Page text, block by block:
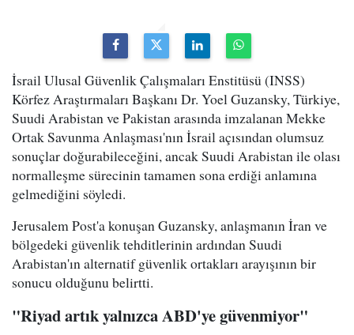
İsrail Ulusal Güvenlik Çalışmaları Enstitüsü (INSS)
Körfez Araştırmaları Başkanı Dr. Yoel Guzansky, Türkiye,
Suudi Arabistan ve Pakistan arasında imzalanan Mekke
Ortak Savunma Anlaşması'nın İsrail açısından olumsuz
sonuçlar doğurabileceğini, ancak Suudi Arabistan ile olası
normalleşme sürecinin tamamen sona erdiği anlamına
gelmediğini söyledi.
Jerusalem Post'a konuşan Guzansky, anlaşmanın İran ve
bölgedeki güvenlik tehditlerinin ardından Suudi
Arabistan'ın alternatif güvenlik ortakları arayışının bir
sonucu olduğunu belirtti.
"Riyad artık yalnızca ABD'ye güvenmiyor"